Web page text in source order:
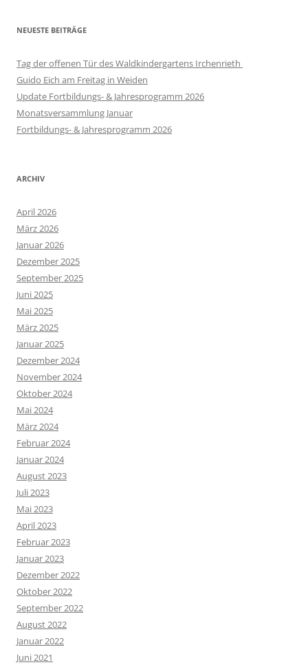
NEUESTE BEITRÄGE
Tag der offenen Tür des Waldkindergartens Irchenrieth
Guido Eich am Freitag in Weiden
Update Fortbildungs- & Jahresprogramm 2026
Monatsversammlung Januar
Fortbildungs- & Jahresprogramm 2026
ARCHIV
April 2026
März 2026
Januar 2026
Dezember 2025
September 2025
Juni 2025
Mai 2025
März 2025
Januar 2025
Dezember 2024
November 2024
Oktober 2024
Mai 2024
März 2024
Februar 2024
Januar 2024
August 2023
Juli 2023
Mai 2023
April 2023
Februar 2023
Januar 2023
Dezember 2022
Oktober 2022
September 2022
August 2022
Januar 2022
Juni 2021